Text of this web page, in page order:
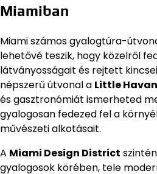
Miamiban
Miami számos gyalogtúra-
lehetővé teszik, hogy közelről
látványosságait és rejtett
népszerű útvonal a Little
és gasztronómiát ismerheted
gyalogosan fedezed fel a
művészeti alkotásait.
A Miami Design District
gyalogosok körében, tele